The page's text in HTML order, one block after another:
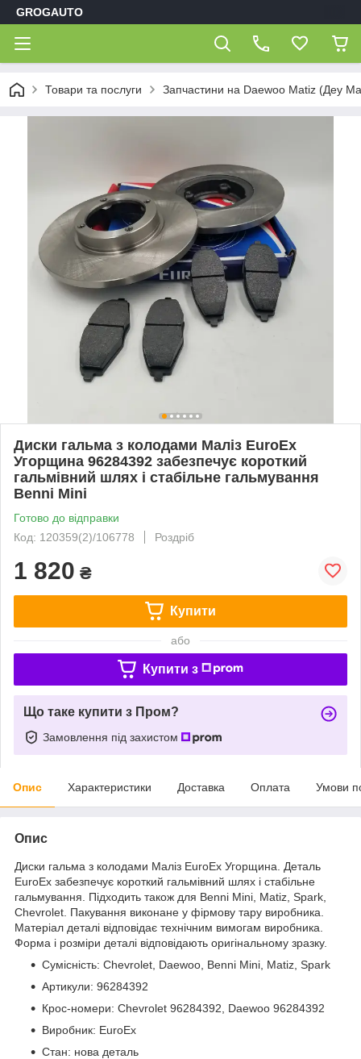
GROGAUTO
Товари та послуги Запчастини на Daewoo Matiz (Деу
Диски гальма з колодами Маліз EuroEx
Угорщина 96284392 забезпечує короткий
гальмівний шлях і стабільне гальмування
Benni Mini
Готово до відправки
Код: 120359(2)/106778
Роздріб
1 820 ₴
Купити
або
Купити з
Що таке купити з Пром?
Замовлення під захистом
Опис Характеристики Доставка Оплата Умови
Опис
Диски гальма з колодами Маліз EuroEx Угорщина. Деталь
EuroEx забезпечує короткий гальмівний шлях і стабільне
гальмування. Підходить також для Benni Mini, Matiz, Spark,
Chevrolet. Пакування виконане у фірмову тару виробника.
Матеріал деталі відповідає технічним вимогам виробника.
Форма і розміри деталі відповідають оригінальному зразку.
Сумісність: Chevrolet, Daewoo, Benni Mini, Matiz, Spark
Артикули: 96284392
Крос-номери: Chevrolet 96284392, Daewoo 96284392
Виробник: EuroEx
Стан: нова деталь